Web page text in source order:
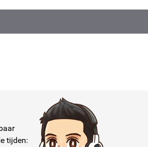
tijden: